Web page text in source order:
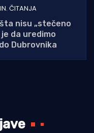
ČITANJA
nisu „stečeno
da uredimo
Dubrovnika